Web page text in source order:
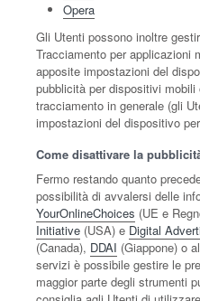
Opera
Gli Utenti possono inoltre
Tracciamento per applicazioni
apposite impostazioni del
pubblicità per dispositivi
tracciamento in generale (gli
impostazioni del dispositivo
Come disattivare la
Fermo restando quanto
possibilità di avvalersi delle
YourOnlineChoices (UE e
Initiative (USA) e Digital
(Canada), DDAI (Giappone) o
servizi è possibile gestire le
maggior parte degli strumenti